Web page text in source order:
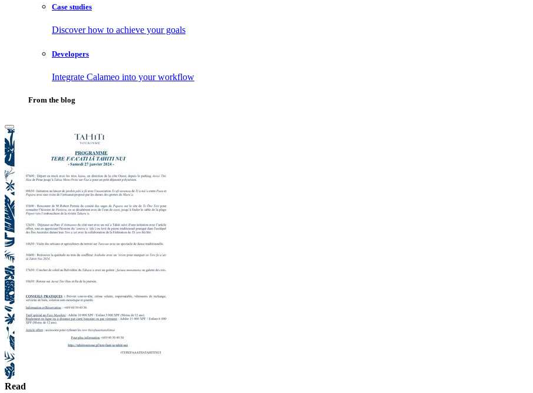
Case studies
Discover how to achieve your goals
Developers
Integrate Calameo into your workflow
From the blog
Read